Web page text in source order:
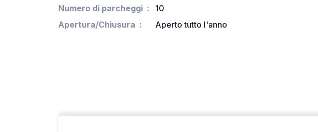
Numero di parcheggi
10
Apertura/Chiusura
Aperto tutto l'anno